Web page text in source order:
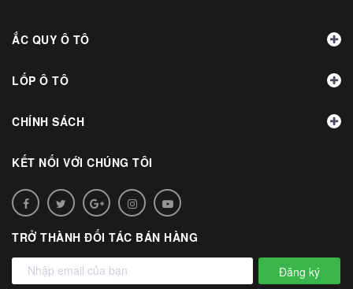
ẮC QUY Ô TÔ
LỐP Ô TÔ
CHÍNH SÁCH
KẾT NỐI VỚI CHÚNG TÔI
TRỞ THÀNH ĐỐI TÁC BÁN HÀNG
Đăng ký